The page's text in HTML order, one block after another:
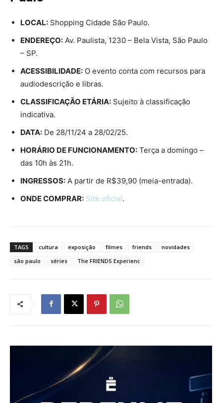
LOCAL: Shopping Cidade São Paulo.
ENDEREÇO: Av. Paulista, 1230 – Bela Vista, São Paulo
– SP.
ACESSIBILIDADE: O evento conta com recursos para
audiodescrição e libras.
CLASSIFICAÇÃO ETÁRIA: Sujeito à classificação
indicativa.
DATA: De 28/11/24 a 28/02/25.
HORÁRIO DE FUNCIONAMENTO: Terça a domingo –
das 10h às 21h.
INGRESSOS: A partir de R$39,90 (meia-entrada).
ONDE COMPRAR: Site oficial.
TAGS cultura exposição filmes friends
novidades
são paulo
séries The FRIENDS Experienc